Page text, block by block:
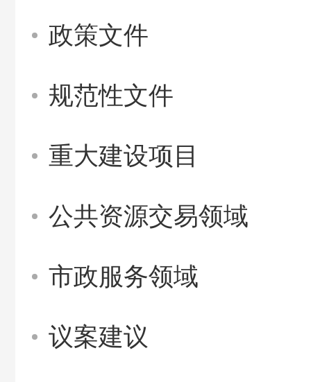
政策文件
规范性文件
重大建设项目
公共资源交易领域
市政服务领域
议案建议